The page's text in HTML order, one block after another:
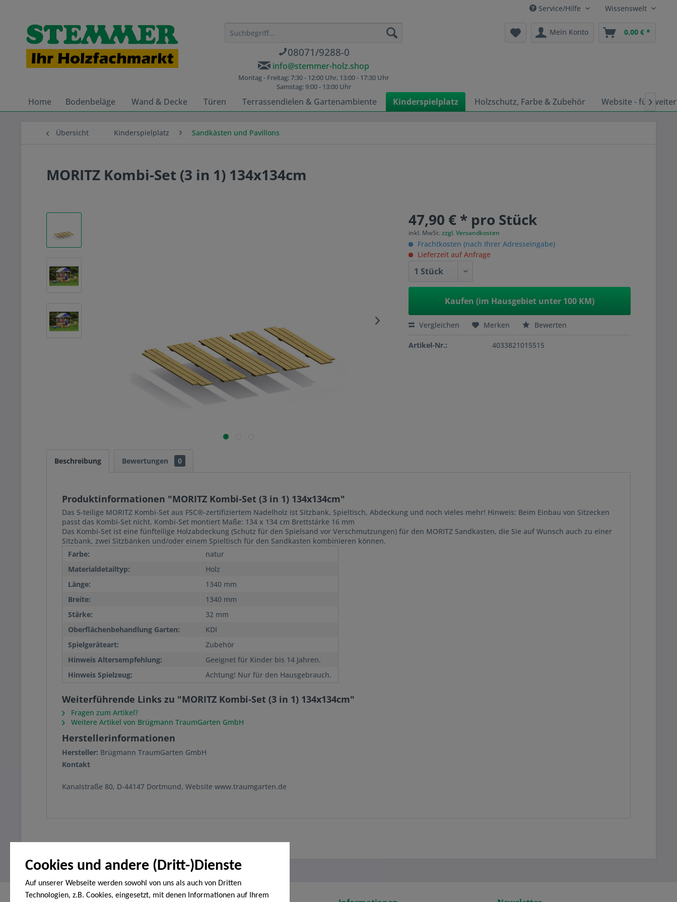
Cookies und andere (Dritt-)Dienste
Auf unserer Webseite werden sowohl von uns als auch von Dritten
Technologien, z.B. Cookies, eingesetzt, mit denen Informationen auf Ihrem
Service/Hilfe Wissenswelt
08071/9288-0
info@stemmer-holz.shop
Montag - Freitag: 7:30 - 12:00 Uhr, 13:00 - 17:30 Uhr
Samstag: 9:00 - 13:00 Uhr
Mein Konto 0,00 € *
Home Bodenbeläge Wand & Decke Türen Terrassendielen & Gartenambiente Kinderspielplatz Holzschutz, Farbe & Zubehör Website - für
Übersicht Kinderspielplatz Sandkästen und Pavillons
MORITZ Kombi-Set (3 in 1) 134x134cm
47,90 € * pro Stück
inkl. MwSt.zzgl. Versandkosten
Frachtkosten (nach Ihrer Adresseingabe)
Lieferzeit auf Anfrage
Kaufen (im Hausgebiet unter 100 KM)
Vergleichen Merken Bewerten
Artikel-Nr.: 4033821015515
Beschreibung Bewertungen 0
Produktinformationen "MORITZ Kombi-Set (3 in 1) 134x134cm"
Das 5-teilige MORITZ Kombi-Set aus FSC®-zertifiziertem Nadelholz ist Sitzbank, Spieltisch, Abdeckung und noch vieles mehr! Hinweis: Beim Einbau von Sitzecken
passt das Kombi-Set nicht. Kombi-Set montiert Maße: 134 x 134 cm Brettstärke 16 mm
Das Kombi-Set ist eine fünfteilige Holzabdeckung (Schutz für den Spielsand vor Verschmutzungen) für den MORITZ Sandkasten, die Sie auf Wunsch auch zu einer
Sitzbank, zwei Sitzbänken und/oder einem Spieltisch für den Sandkasten kombinieren können.
Farbe:
natur
Materialdetailtyp:
Holz
Länge:
1340 mm
Breite:
1340 mm
Stärke:
32 mm
Oberflächenbehandlung Garten:
KDI
Spielgeräteart:
Zubehör
Hinweis Altersempfehlung:
Geeignet für Kinder bis 14 Jahren.
Hinweis Spielzeug:
Achtung! Nur für den Hausgebrauch.
Weiterführende Links zu "MORITZ Kombi-Set (3 in 1) 134x134cm"
Fragen zum Artikel?
Weitere Artikel von Brügmann TraumGarten GmbH
Herstellerinformationen
Hersteller: Brügmann TraumGarten GmbH
Kontakt
Kanalstraße 80, D-44147 Dortmund, Website www.traumgarten.de